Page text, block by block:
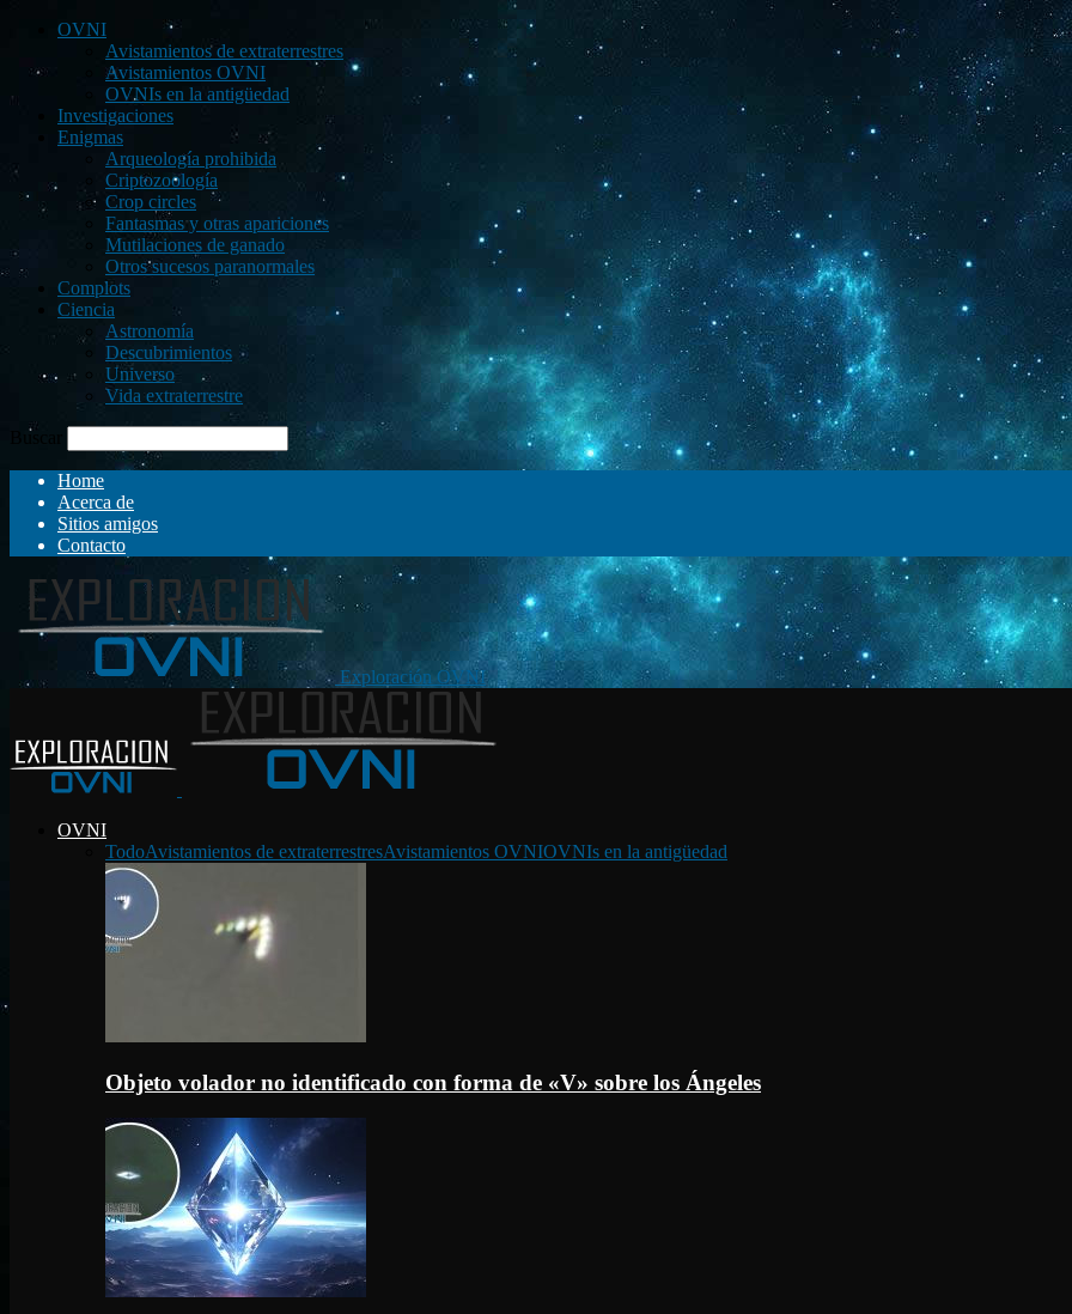
OVNI
Avistamientos de extraterrestres
Avistamientos OVNI
OVNIs en la antigüedad
Investigaciones
Enigmas
Arqueología prohibida
Criptozoología
Crop circles
Fantasmas y otras apariciones
Mutilaciones de ganado
Otros sucesos paranormales
Complots
Ciencia
Astronomía
Descubrimientos
Universo
Vida extraterrestre
Buscar
Home
Acerca de
Sitios amigos
Contacto
Exploración OVNI
OVNI
TodoAvistamientos de extraterrestresAvistamientos OVNIOVNIs en la antigüedad
Objeto volador no identificado con forma de «V» sobre los Ángeles